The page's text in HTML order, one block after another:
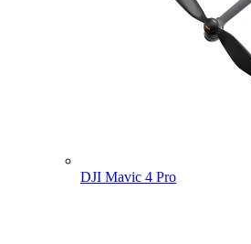
DJI Mavic 4 Pro